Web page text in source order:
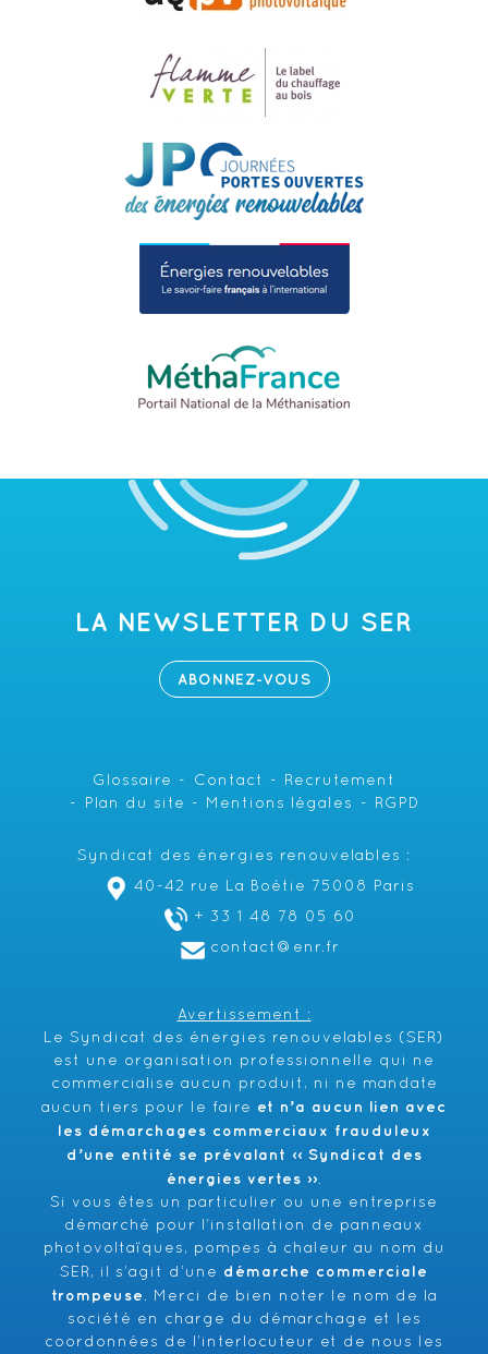
LA NEWSLETTER DU SER
ABONNEZ-VOUS
Glossaire Contact
Recrutement
Plan du site
Mentions légales RGPD
Syndicat des énergies renouvelables :
40-42 rue La Boétie 75008 Paris
+ 33 1 48 78 05 60
contact@enr.fr
Avertissement :
Le Syndicat des énergies renouvelables (SER)
est une organisation professionnelle qui ne
commercialise aucun produit, ni ne mandate
aucun tiers pour le faire et n’a aucun lien avec
les démarchages commerciaux frauduleux
d’une entité se prévalant ‹‹ Syndicat des
énergies vertes ››.
Si vous êtes un particulier ou une entreprise
démarché pour l’installation de panneaux
photovoltaïques, pompes à chaleur au nom du
SER, il s’agit d’une démarche commerciale
trompeuse . Merci de bien noter le nom de la
société en charge du démarchage et les
coordonnées de l’interlocuteur et de nous les